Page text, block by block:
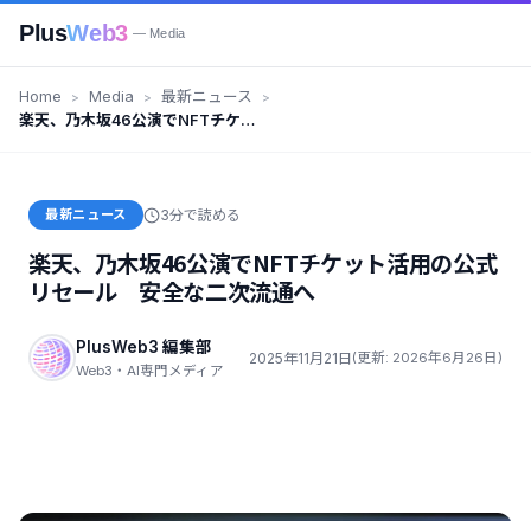
PlusWeb3 — Media
Home Media
最新ニュース
楽天、乃木坂46公演でNFTチケッ
最新ニュース 3分で読める
楽天、乃木坂46公演でNFTチケット活用の公式
リセール 安全な二次流通へ
PlusWeb3 編集部
Web3・AI専門メディア
2025年11月21日(更新: 2026年6月26日)